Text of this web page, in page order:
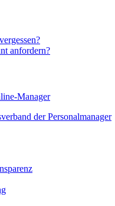
anfordern?